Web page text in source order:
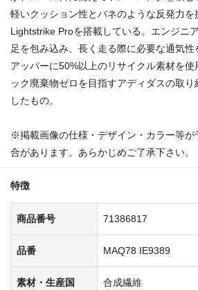
軽いクッション性とバネのような反発力
Lightstrike Proを搭載している。エンジニ
足を包み込み、長く走る際に必要な通気性
アッパーに50%以上のリサイクル素材を
ック廃棄物ゼロを目指すアディダスの取
したもの。
※掲載画像の仕様・デザイン・カラー等が
合があります。あらかじめご了承下さい。
特徴
商品番号 71386817
品番 MAQ78 IE9389
素材・生産国
合成繊維